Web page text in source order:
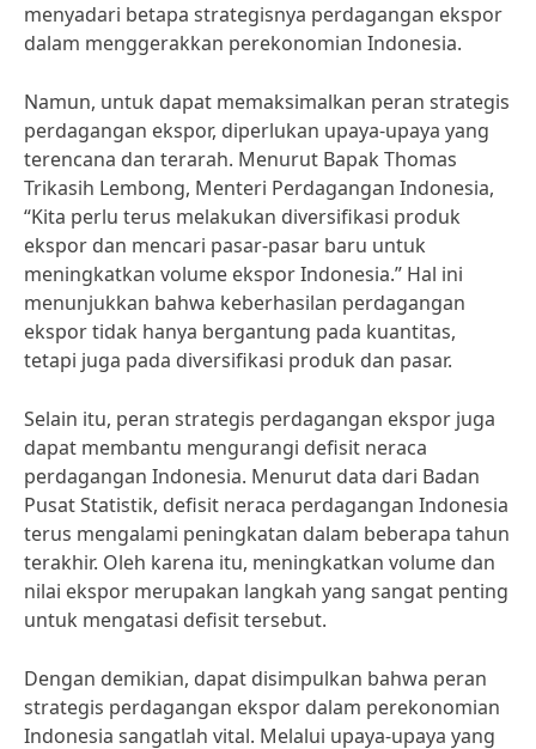
menyadari betapa strategisnya perdagangan ekspor
dalam menggerakkan perekonomian Indonesia.
Namun, untuk dapat memaksimalkan peran strategis
perdagangan ekspor, diperlukan upaya-upaya yang
terencana dan terarah. Menurut Bapak Thomas
Trikasih Lembong, Menteri Perdagangan Indonesia,
“Kita perlu terus melakukan diversifikasi produk
ekspor dan mencari pasar-pasar baru untuk
meningkatkan volume ekspor Indonesia.” Hal ini
menunjukkan bahwa keberhasilan perdagangan
ekspor tidak hanya bergantung pada kuantitas,
tetapi juga pada diversifikasi produk dan pasar.
Selain itu, peran strategis perdagangan ekspor juga
dapat membantu mengurangi defisit neraca
perdagangan Indonesia. Menurut data dari Badan
Pusat Statistik, defisit neraca perdagangan Indonesia
terus mengalami peningkatan dalam beberapa tahun
terakhir. Oleh karena itu, meningkatkan volume dan
nilai ekspor merupakan langkah yang sangat penting
untuk mengatasi defisit tersebut.
Dengan demikian, dapat disimpulkan bahwa peran
strategis perdagangan ekspor dalam perekonomian
Indonesia sangatlah vital. Melalui upaya-upaya yang